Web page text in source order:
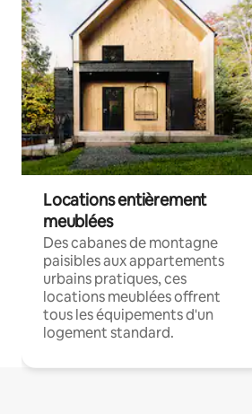
Locations entièrement
meublées
Des cabanes de montagne
paisibles aux appartements
urbains pratiques, ces
locations meublées offrent
tous les équipements d'un
logement standard.